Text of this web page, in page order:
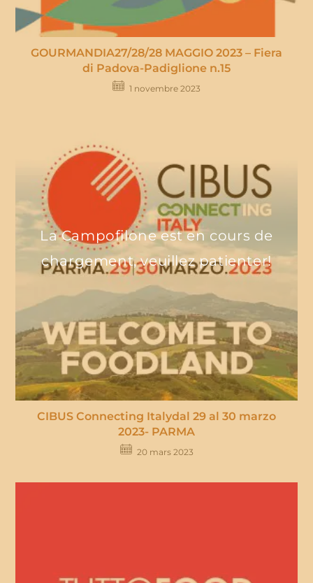
La Campofilone est en cours de
chargement, veuillez patienter!
GOURMANDIA27/28/28 MAGGIO 2023 – Fiera
di Padova-Padiglione n.15
1 novembre 2023
CIBUS Connecting Italydal 29 al 30 marzo
2023- PARMA
20 mars 2023